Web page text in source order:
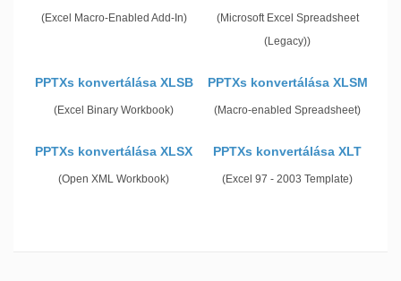
(Excel Macro-Enabled Add-In)
(Microsoft Excel Spreadsheet
(Legacy))
PPTXs konvertálása XLSB
(Excel Binary Workbook)
PPTXs konvertálása XLSM
(Macro-enabled Spreadsheet)
PPTXs konvertálása XLSX
(Open XML Workbook)
PPTXs konvertálása XLT
(Excel 97 - 2003 Template)